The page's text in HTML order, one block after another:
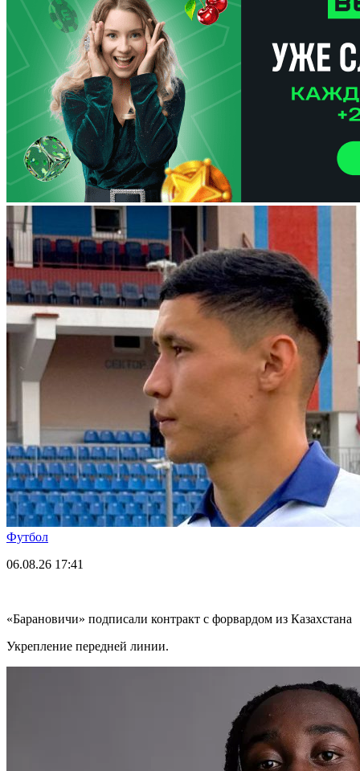
Футбол
06.08.26 17:41
«Барановичи» подписали контракт с форвардом из Казахстана
Укрепление передней линии.